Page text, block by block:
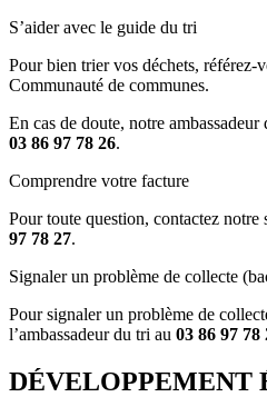
S’aider avec le guide du tri
Pour bien trier vos déchets, référez-
Communauté de communes.
En cas de doute, notre
03 86 97 78 26.
Comprendre votre facture
Pour toute question, contactez notre
97 78 27.
Signaler un problème de collecte
Pour signaler un problème de
l’ambassadeur du tri au 03 86 97 78
DÉVELOPPEMENT